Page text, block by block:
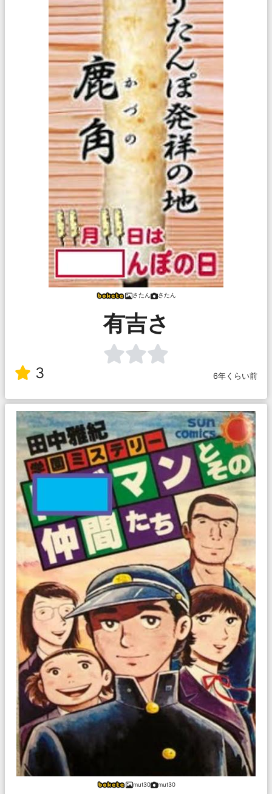
さたん さたん
有吉さ
3 6年くらい前
mut30 mut30